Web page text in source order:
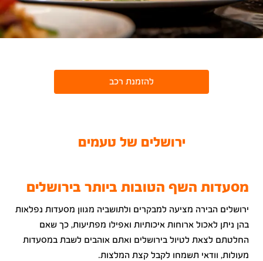
להזמנת רכב
ירושלים של טעמים
מסעדות השף הטובות ביותר בירושלים
ירושלים הבירה מציעה למבקרים ולתושביה מגוון מסעדות נפלאות
בהן ניתן לאכול ארוחות איכותיות ואפילו מפתיעות, כך שאם
החלטתם לצאת לטיול בירושלים ואתם אוהבים לשבת במסעדות
מעולות, וודאי תשמחו לקבל קצת המלצות.